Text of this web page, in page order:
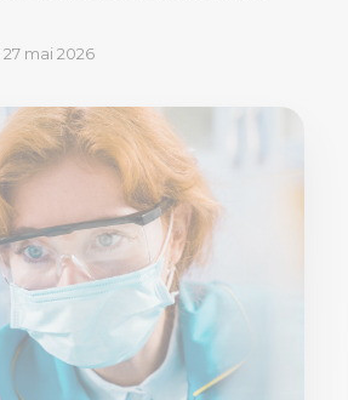
27 mai 2026